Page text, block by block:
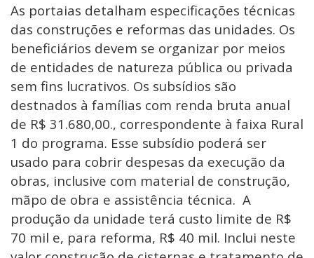
As portaias detalham especificações técnicas
das construções e reformas das unidades. Os
beneficiários devem se organizar por meios
de entidades de natureza pública ou privada
sem fins lucrativos. Os subsídios são
destnados à famílias com renda bruta anual
de R$ 31.680,00., correspondente à faixa Rural
1 do programa. Esse subsídio poderá ser
usado para cobrir despesas da execução da
obras, inclusive com material de construção,
mãpo de obra e assistência técnica. A
produção da unidade terá custo limite de R$
70 mil e, para reforma, R$ 40 mil. Inclui neste